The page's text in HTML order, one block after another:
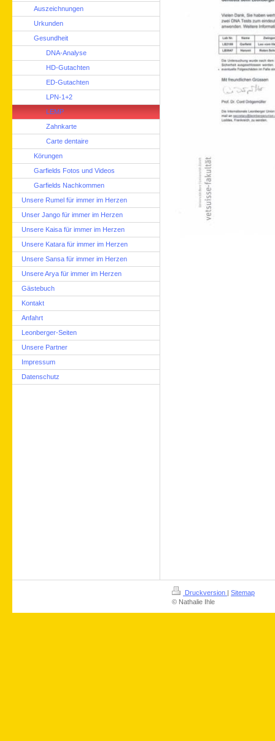
Auszeichnungen
Urkunden
Gesundheit
DNA-Analyse
HD-Gutachten
ED-Gutachten
LPN-1+2
LEMP
Zahnkarte
Carte dentaire
Körungen
Garfields Fotos und Videos
Garfields Nachkommen
Unsere Rumel für immer im Herzen
Unser Jango für immer im Herzen
Unsere Kaisa für immer im Herzen
Unsere Katara für immer im Herzen
Unsere Sansa für immer im Herzen
Unsere Arya für immer im Herzen
Gästebuch
Kontakt
Anfahrt
Leonberger-Seiten
Unsere Partner
Impressum
Datenschutz
Druckversion
Sitemap
© Nathalie Ihle